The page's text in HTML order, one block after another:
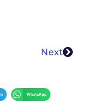
Next
WhatsApp